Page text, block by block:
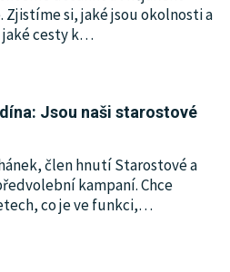
si, jaké jsou okolnosti a
cesty k…
Jsou naši starostové
člen hnutí Starostové a
kampaní. Chce
co je ve funkci,…